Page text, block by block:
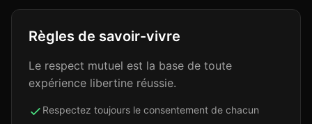
Règles de savoir-vivre
Le respect mutuel est la base de toute
expérience libertine réussie.
Respectez toujours le consentement de chacun